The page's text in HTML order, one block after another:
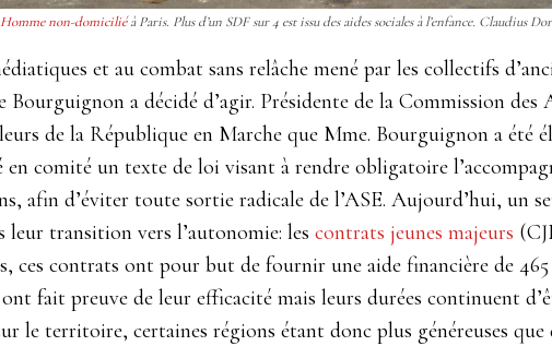
Homme non-domiciliéà Paris. Plus d’un SDF sur 4 est issu des aides sociales à l’enfance. Claudius
et au combat sans relâche mené par les collectifs
a décidé d’agir. Présidente de la Commission des
de la République en Marche que Mme. Bourguignon a été
en comité un texte de loi visant à rendre obligatoire
afin d’éviter toute sortie radicale de l’ASE. Aujourd’hui, un
leur transition vers l’autonomie: les contrats jeunes majeurs
ces contrats ont pour but de fournir une aide financière de
ont fait preuve de leur efficacité mais leurs durées continuent
le territoire, certaines régions étant donc plus généreuses que